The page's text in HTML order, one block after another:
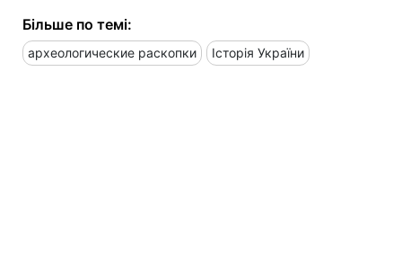
Більше по темі:
археологические раскопки Історія України